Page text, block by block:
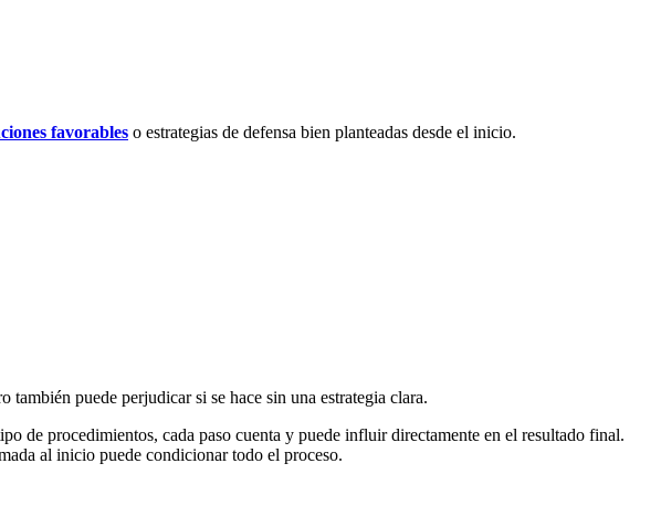
favorables o estrategias de defensa bien planteadas desde el inicio.
también puede perjudicar si se hace sin una estrategia clara.
de procedimientos, cada paso cuenta y puede influir directamente en el resultado final.
al inicio puede condicionar todo el proceso.